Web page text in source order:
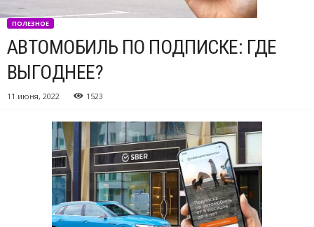
ПОЛЕЗНОЕ
АВТОМОБИЛЬ ПО ПОДПИСКЕ: ГДЕ
ВЫГОДНЕЕ?
11 июня, 2022 1523